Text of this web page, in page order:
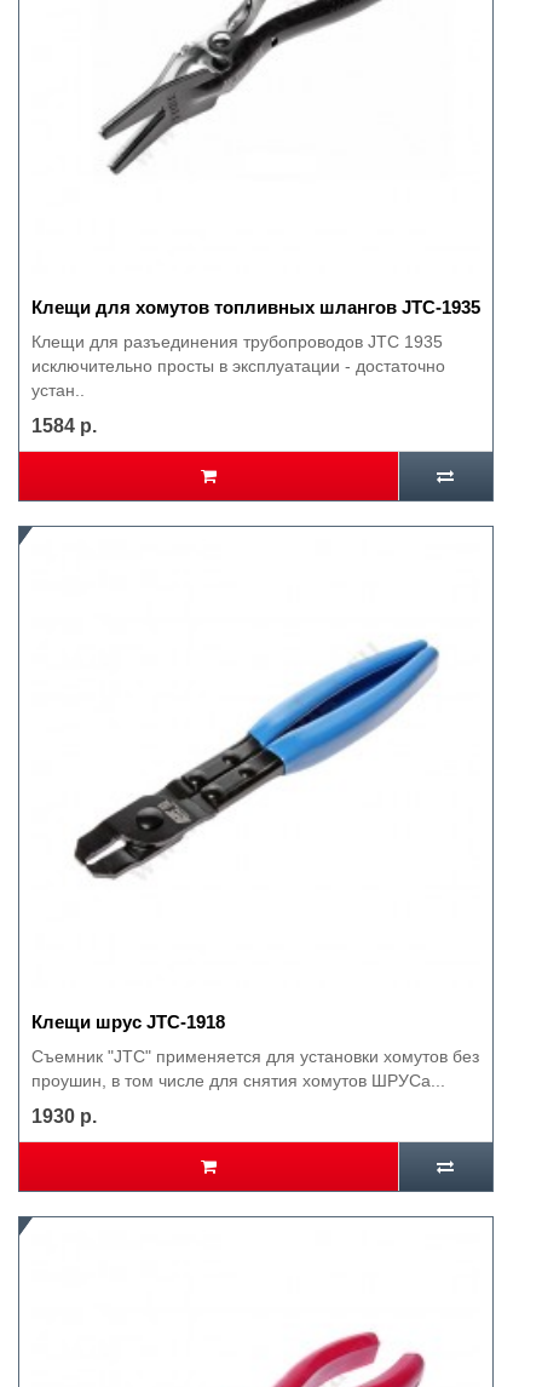
Клещи для хомутов топливных шлангов JTC-1935
Клещи для разъединения трубопроводов JTC 1935
исключительно просты в эксплуатации - достаточно
устан..
1584 р.
Клещи шрус JTC-1918
Съемник "JTC" применяется для установки хомутов без
проушин, в том числе для снятия хомутов ШРУСа...
1930 р.